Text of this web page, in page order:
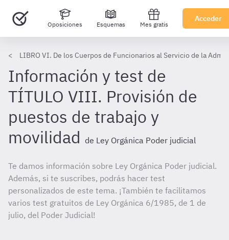
Oposiciones Esquemas Mes gratis
Acceder
LIBRO VI. De los Cuerpos de Funcionarios al Servicio de la
Información y test de
TÍTULO VIII. Provisión de
puestos de trabajo y
movilidad de Ley Orgánica Poder judicial
Te damos información sobre Ley Orgánica Poder judicial.
Además, si te suscribes, podrás hacer test
personalizados de este tema. ¡También te facilitamos
varios test gratuitos de Ley Orgánica 6/1985, de 1 de
julio, del Poder Judicial!